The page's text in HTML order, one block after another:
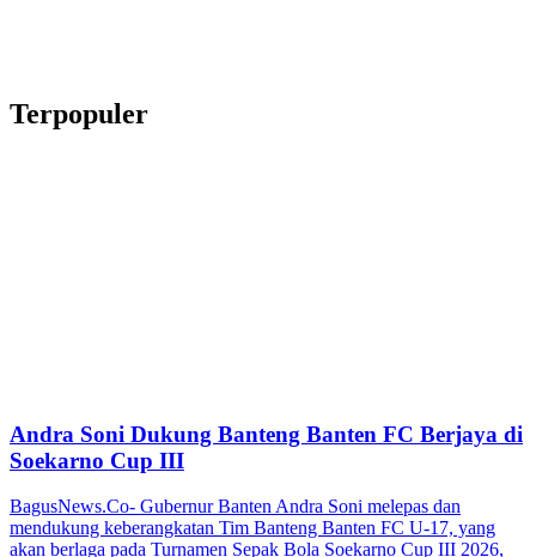
Terpopuler
Andra Soni Dukung Banteng Banten FC Berjaya di
Soekarno Cup III
BagusNews.Co- Gubernur Banten Andra Soni melepas dan
mendukung keberangkatan Tim Banteng Banten FC U-17, yang
akan berlaga pada Turnamen Sepak Bola Soekarno Cup III 2026,